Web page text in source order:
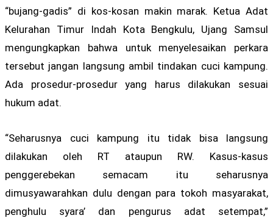
“bujang-gadis” di kos-kosan makin marak. Ketua Adat
Kelurahan Timur Indah Kota Bengkulu, Ujang Samsul
mengungkapkan bahwa untuk menyelesaikan perkara
tersebut jangan langsung ambil tindakan cuci kampung.
Ada prosedur-prosedur yang harus dilakukan sesuai
hukum adat.
“Seharusnya cuci kampung itu tidak bisa langsung
dilakukan oleh RT ataupun RW. Kasus-kasus
penggerebekan semacam itu seharusnya
dimusyawarahkan dulu dengan para tokoh masyarakat,
penghulu syara’ dan pengurus adat setempat,”